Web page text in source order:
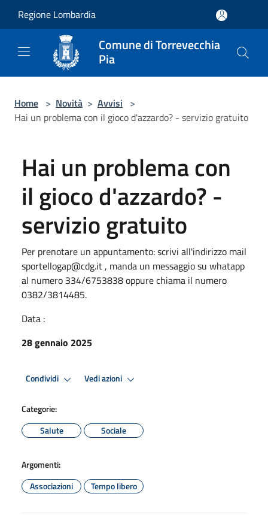
Regione Lombardia
Comune di Torrevecchia
Pia
Home > Novità > Avvisi >
Hai un problema con il gioco d'azzardo? - servizio gratuito
Hai un problema con
il gioco d'azzardo? -
servizio gratuito
Per prenotare un appuntamento: scrivi all'indirizzo mail
sportellogap@cdg.it , manda un messaggio su whatapp
al numero 334/6753838 oppure chiama il numero
0382/3814485.
Data :
28 gennaio 2025
Condividi Vedi azioni
Categorie:
Salute
Sociale
Argomenti:
Associazioni
Tempo libero